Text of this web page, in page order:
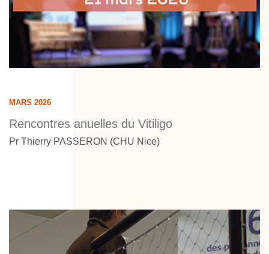
MARS 2026
Rencontres anuelles du Vitiligo
Pr Thierry PASSERON (CHU Nice)